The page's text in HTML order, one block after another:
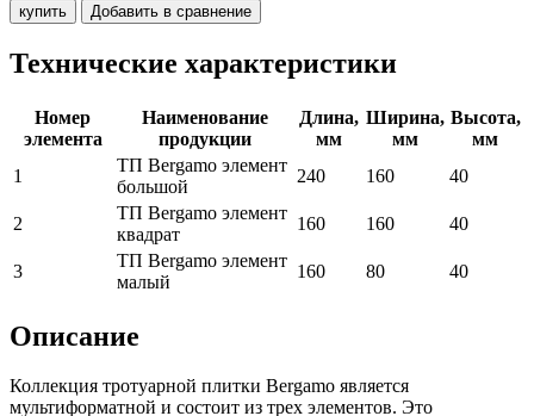
купить Добавить в сравнение
Технические характеристики
Номер
элемента
Наименование
продукции
Длина,
мм
Ширина,
мм
Высота,
мм
1
ТП Bergamo элемент
большой
240 160 40
2
ТП Bergamo элемент
квадрат
160 160 40
3
ТП Bergamo элемент
малый
160 80 40
Описание
Коллекция тротуарной плитки Bergamo является
мультиформатной и состоит из трех элементов. Это